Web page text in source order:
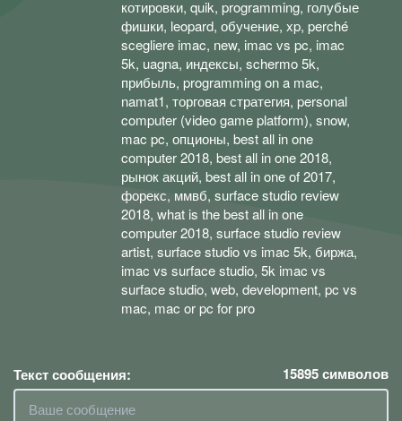
котировки, quik, programming, голубые
фишки, leopard, обучение, xp, perché
scegliere imac, new, imac vs pc, imac
5k, uagna, индексы, schermo 5k,
прибыль, programming on a mac,
namat1, торговая стратегия, personal
computer (video game platform), snow,
mac pc, опционы, best all in one
computer 2018, best all in one 2018,
рынок акций, best all in one of 2017,
форекс, ммвб, surface studio review
2018, what is the best all in one
computer 2018, surface studio review
artist, surface studio vs imac 5k, биржа,
imac vs surface studio, 5k imac vs
surface studio, web, development, pc vs
mac, mac or pc for pro
Текст сообщения: 15895символов